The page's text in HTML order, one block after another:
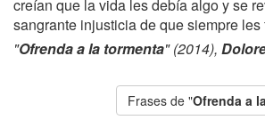
creían que la vida les debía algo y se
sangrante injusticia de que siempre les
"Ofrenda a la tormenta" (2014),
Frases de "Ofrenda a